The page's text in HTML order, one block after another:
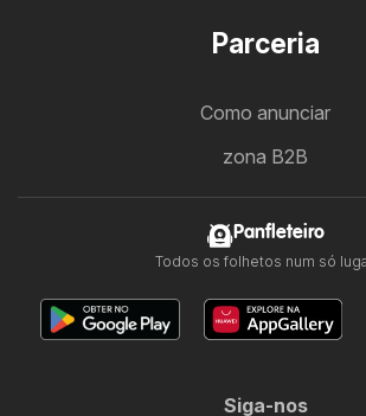
Parceria
Como anunciar
zona B2B
Panfleteiro
Todos os folhetos num só
Siga-nos